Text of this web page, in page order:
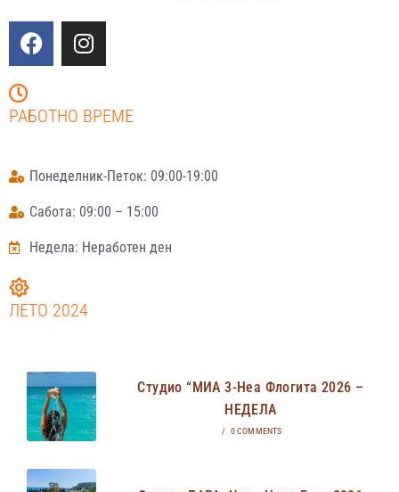
РАБОТНО ВРЕМЕ
Понеделник-Петок: 09:00-19:00
Сабота: 09:00 – 15:00
Недела: Неработен ден
ЛЕТО 2024
Студио “МИА 3-Неа Флогита 2026 –
НЕДЕЛА
/ 0 COMMENTS